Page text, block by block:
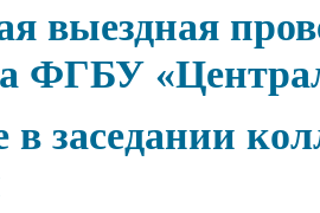
выездная
ФГБУ
в заседании